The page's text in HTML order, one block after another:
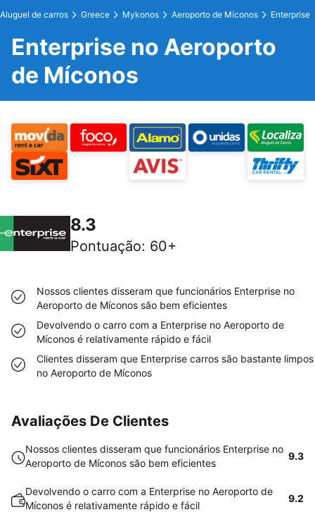
Aluguel de carros Greece Mykonos Aeroporto de Míconos Enterprise
Enterprise no Aeroporto
de Míconos
8.3
Pontuação: 60+
Nossos clientes disseram que funcionários Enterprise no
Aeroporto de Míconos são bem eficientes
Devolvendo o carro com a Enterprise no Aeroporto de
Míconos é relativamente rápido e fácil
Clientes disseram que Enterprise carros são bastante limpos
no Aeroporto de Míconos
Avaliações De Clientes
Nossos clientes disseram que funcionários Enterprise no
Aeroporto de Míconos são bem eficientes
9.3
Devolvendo o carro com a Enterprise no Aeroporto de
Míconos é relativamente rápido e fácil
9.2